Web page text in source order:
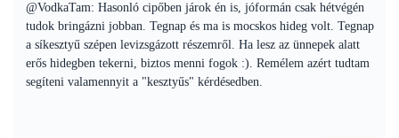
@VodkaTam: Hasonló cipőben járok én is, jóformán csak hétvégén
tudok bringázni jobban. Tegnap és ma is mocskos hideg volt. Tegnap
a síkesztyű szépen levizsgázott részemről. Ha lesz az ünnepek alatt
erős hidegben tekerni, biztos menni fogok :). Remélem azért tudtam
segíteni valamennyit a "kesztyűs" kérdésedben.